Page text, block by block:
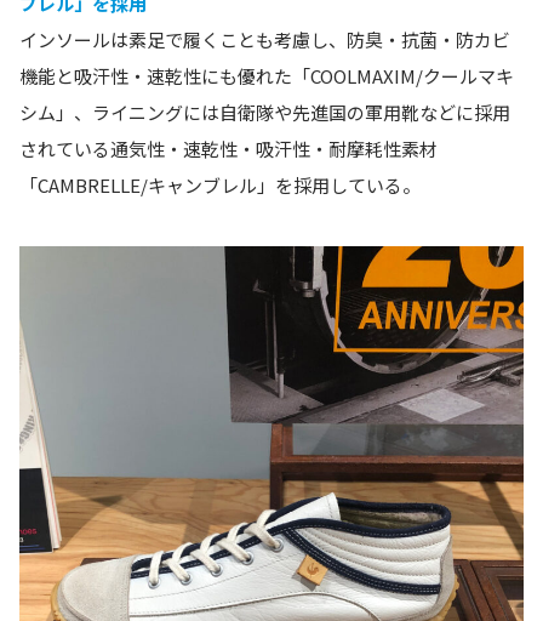
インソールは素足で履くことも考慮し、防臭・抗菌・防カビ
機能と吸汗性・速乾性にも優れた「COOLMAXIM/クールマキ
シム」、ライニングには自衛隊や先進国の軍用靴などに採用
されている通気性・速乾性・吸汗性・耐摩耗性素材
「CAMBRELLE/キャンブレル」を採用している。